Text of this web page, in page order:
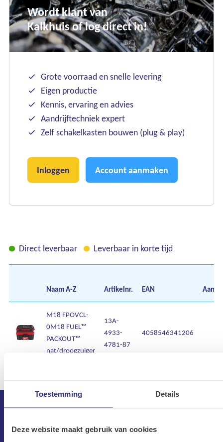
Toestemming Details
Deze website maakt gebruik van cookies
Onze merken
Onze diensten
Over Kalkhuis
Contact
Wordt klant van
Kalkhuis of log direct in!
Grote voorraad en snelle levering
Eigen productie
Kennis, ervaring en advies
Aandrijftechniek expert
Zelf schakelkasten bouwen (plug & play)
Inloggen Account aanmaken
Direct leverbaar Leverbaar in korte tijd
NaamA-Z Artikelnr. EAN Aantal
M18 FPOVCL-
0M18 FUEL™
PACKOUT™
nat/droogzuiger
13A-
4933-
4781-87
4058546341206